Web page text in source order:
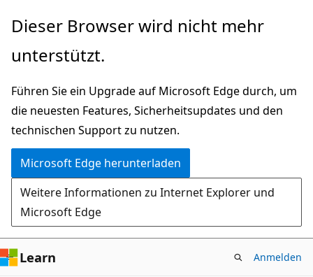
Zu
wechseln
Zur
springen
Dieser Browser wird nicht mehr
unterstützt.
Führen Sie ein Upgrade auf Microsoft Edge durch, um
die neuesten Features, Sicherheitsupdates und den
technischen Support zu nutzen.
Microsoft Edge herunterladen
Weitere Informationen zu Internet Explorer und
Microsoft Edge
Learn Anmelden